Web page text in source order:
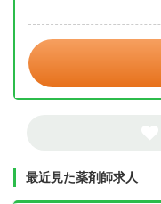
最近見た薬剤師求人